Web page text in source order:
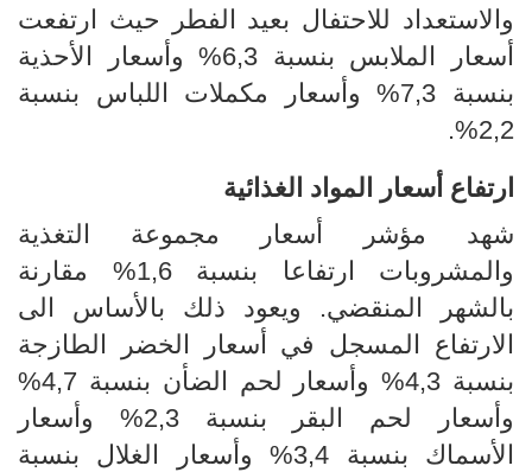
والاستعداد للاحتفال بعيد الفطر حيث ارتفعت
أسعار الملابس بنسبة 6,3% وأسعار الأحذية
بنسبة 7,3% وأسعار مكملات اللباس بنسبة
2,2%
.
ارتفاع أسعار المواد الغذائية
شهد مؤشر أسعار مجموعة التغذية
والمشروبات ارتفاعا بنسبة 1,6% مقارنة
بالشهر المنقضي. ويعود ذلك
بالأساس الى
الارتفاع المسجل في أسعار الخضر الطازجة
بنسبة 4,3% وأسعار لحم الضأن بنسبة 4,7%
وأسعار لحم البقر بنسبة 2,3% وأسعار
الأسماك
بنسبة 3,4% وأسعار الغلال بنسبة